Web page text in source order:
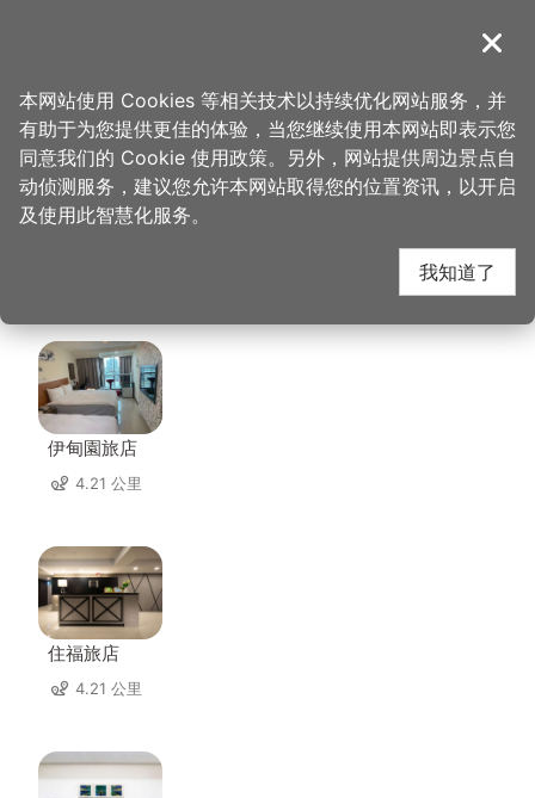
導覽
首页 > 想去的地方 > 美食、购物 > 大汉馔云南拉面馆
大汉馔云南拉面馆 周边
住宿
伊甸園旅店
4.21 公里
住福旅店
4.21 公里
关闭
本网站使用 Cookies 等相关技术以持续优化网站服务，并
有助于为您提供更佳的体验，当您继续使用本网站即表示您
同意我们的 Cookie 使用政策。另外，网站提供周边景点自
动侦测服务，建议您允许本网站取得您的位置资讯，以开启
及使用此智慧化服务。
我知道了